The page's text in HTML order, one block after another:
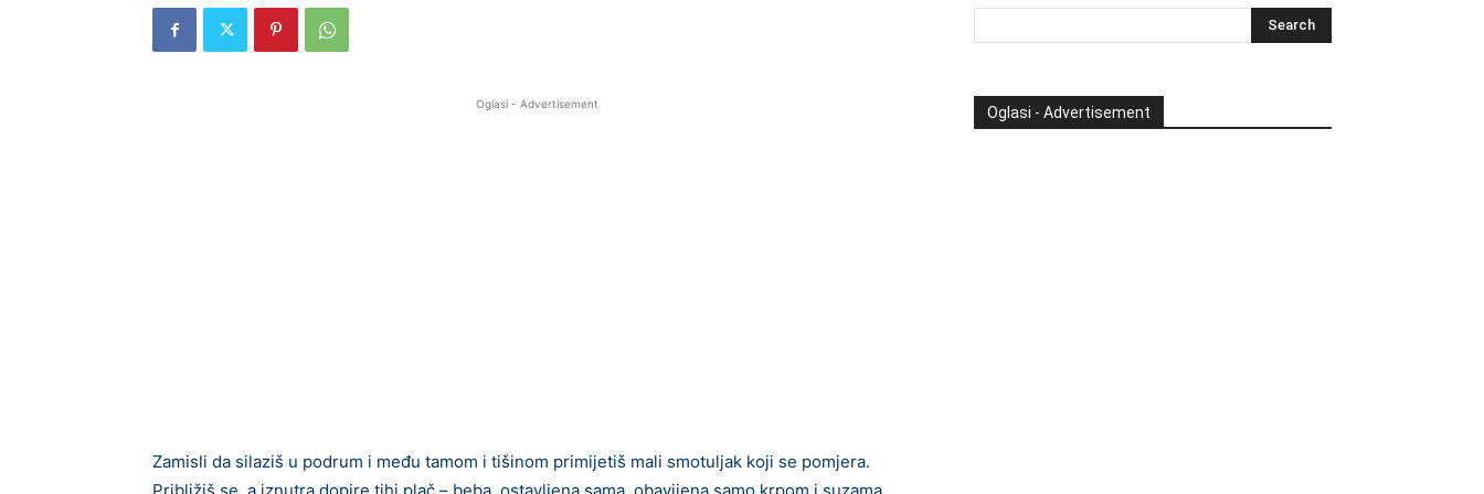
Oglasi - Advertisement
Zamisli da silaziš u podrum i među tamom i tišinom primijetiš mali smotuljak koji se pomjera.
Oglasi - Advertisement